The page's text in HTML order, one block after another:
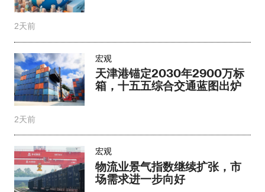
2天前
宏观
天津港锚定2030年2900万标
箱，十五五综合交通蓝图出炉
2天前
宏观
物流业景气指数继续扩张，市
场需求进一步向好